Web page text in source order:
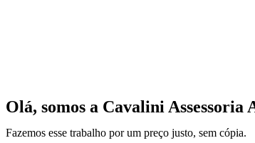
Olá, somos a Cavalini Assessoria
Fazemos esse trabalho por um preço justo, sem cópia.